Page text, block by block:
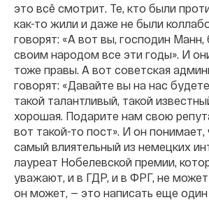
это всё смотрит. Те, кто были
как-то жили и даже не были
говорят: «А вот вы, господин Манн,
своим народом все эти годы». И
тоже правы. А вот советская
говорят: «Давайте вы на нас
такой талантливый, такой
хорошая. Подарите нам свою
вот такой-то пост». И он понимает,
самый влиятельный из немецких
лауреат Нобелевской премии,
уважают, и в ГДР, и в ФРГ, не может
он может, — это написать еще